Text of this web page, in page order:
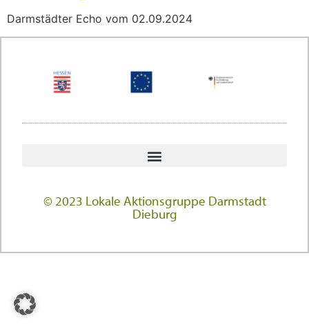
Darmstädter Echo vom 02.09.2024
© 2023 Lokale Aktionsgruppe Darmstadt
Dieburg